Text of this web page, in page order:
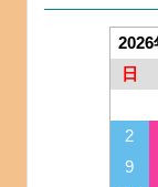
2026
日
2
9